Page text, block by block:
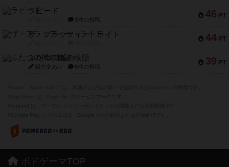
46 PT
ラピード
1件の投稿
44 PT
ザ・フラッフィー・ライト
39 PT
ふたつの城の物語
紹介文あり 6件の投稿
ボドゲーマTOP